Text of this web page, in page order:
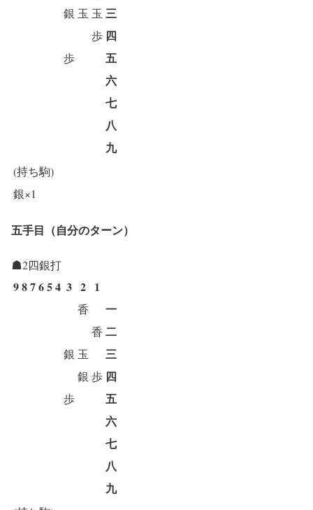
銀 玉 玉 三
歩 四
歩
五
六
七
八
九
(持ち駒)
銀×1
五手目（自分のターン）
☗2四銀打
987654 3 2 1
香 一
香 二
銀 玉 三
銀 歩 四
歩
五
六
七
八
九